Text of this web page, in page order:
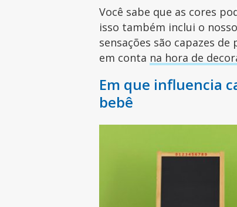
Você sabe que as cores
isso também inclui o
sensações são capazes
em conta na hora de
Em que influencia
bebê